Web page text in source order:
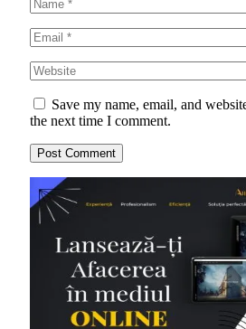
Save my name, email, and
the next time I comment.